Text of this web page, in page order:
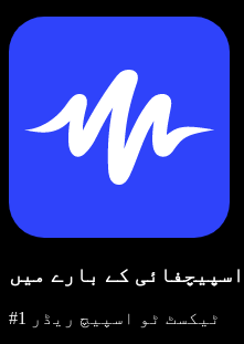
اسپیچفائی کے بارے میں
#1 ٹیکسٹ ٹو اسپیچ ریڈر